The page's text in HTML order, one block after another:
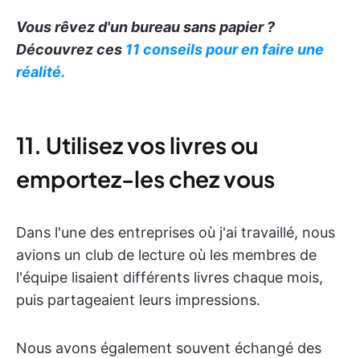
Vous rêvez d'un bureau sans papier ?
Découvrez ces 11 conseils pour en faire une
réalité.
11. Utilisez vos livres ou
emportez-les chez vous
Dans l'une des entreprises où j'ai travaillé, nous
avions un club de lecture où les membres de
l'équipe lisaient différents livres chaque mois,
puis partageaient leurs impressions.
Nous avons également souvent échangé des